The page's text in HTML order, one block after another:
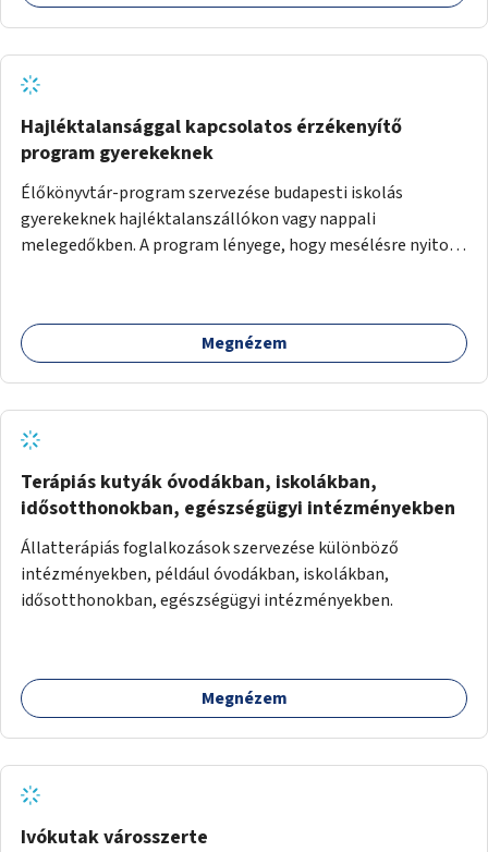
Hajléktalansággal kapcsolatos érzékenyítő
program gyerekeknek
Élőkönyvtár-program szervezése budapesti iskolás
gyerekeknek hajléktalanszállókon vagy nappali
melegedőkben. A program lényege, hogy mesélésre nyitott
szabadon választhatnak, hogy kihez szeretnének odamenni
beszélgetni, kérdéseket feltenni – ezáltal közvetlen
Megnézem
Terápiás kutyák óvodákban, iskolákban,
idősotthonokban, egészségügyi intézményekben
Állatterápiás foglalkozások szervezése különböző
intézményekben, például óvodákban, iskolákban,
idősotthonokban, egészségügyi intézményekben.
Megnézem
Ivókutak városszerte